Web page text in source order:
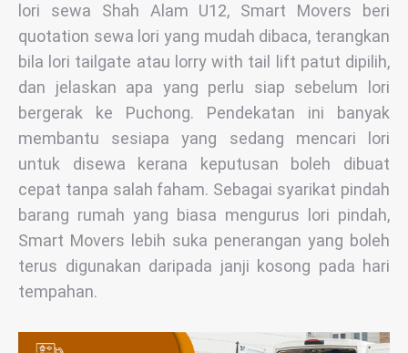
lori sewa Shah Alam U12, Smart Movers beri
quotation sewa lori yang mudah dibaca, terangkan
bila lori tailgate atau lorry with tail lift patut dipilih,
dan jelaskan apa yang perlu siap sebelum lori
bergerak ke Puchong. Pendekatan ini banyak
membantu sesiapa yang sedang mencari lori
untuk disewa kerana keputusan boleh dibuat
cepat tanpa salah faham. Sebagai syarikat pindah
barang rumah yang biasa mengurus lori pindah,
Smart Movers lebih suka penerangan yang boleh
terus digunakan daripada janji kosong pada hari
tempahan.